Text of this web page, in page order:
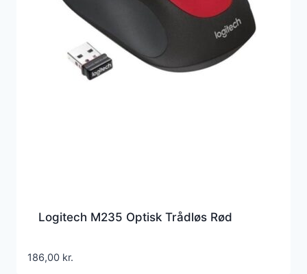
Logitech M235 Optisk Trådløs Rød
186,00 kr.